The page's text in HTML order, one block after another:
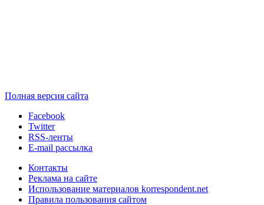
Полная версия сайта
Facebook
Twitter
RSS-ленты
E-mail рассылка
Контакты
Реклама на сайте
Использование материалов korrespondent.net
Правила пользования сайтом